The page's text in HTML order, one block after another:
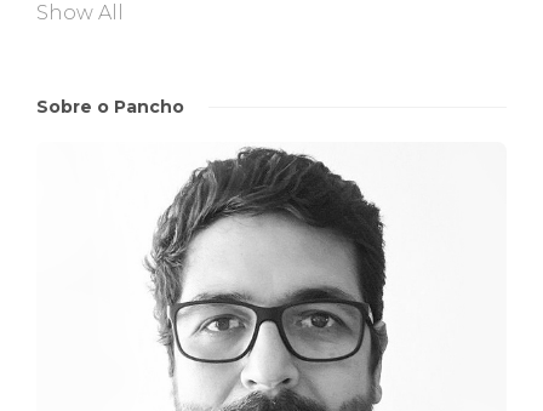
Show All
Sobre o Pancho